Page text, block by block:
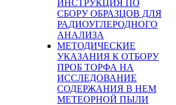
ИНСТРУКЦИЯ ПО
СБОРУ ОБРАЗЦОВ ДЛЯ
РАДИОУГЛЕРОДНОГО
АНАЛИЗА
МЕТОДИЧЕСКИЕ
УКАЗАНИЯ К ОТБОРУ
ПРОБ ТОРФА НА
ИССЛЕДОВАНИЕ
СОДЕРЖАНИЯ В НЕМ
МЕТЕОРНОЙ ПЫЛИ